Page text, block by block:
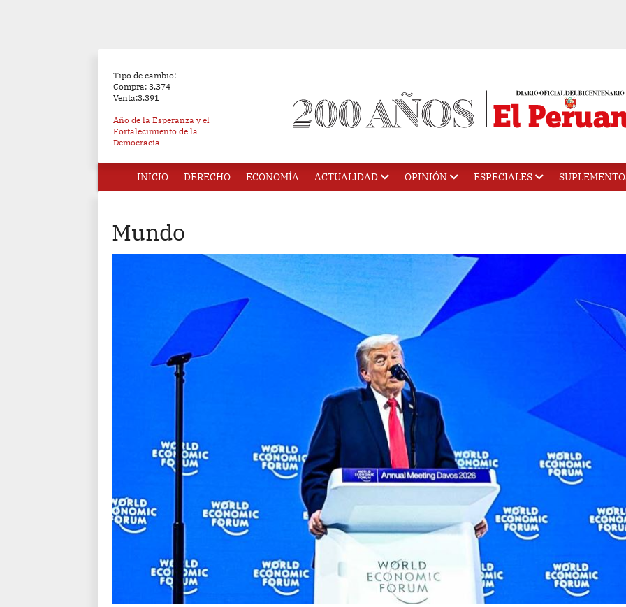
Tipo de cambio:
Compra: 3.374
Venta:3.391
Año de la Esperanza y el
Fortalecimiento de la
Democracia
INICIO DERECHO ECONOMÍA ACTUALIDAD OPINIÓN ESPECIALES
Mundo